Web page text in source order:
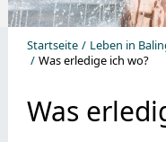
Startseite Leben in
Was erledige ich wo?
Was